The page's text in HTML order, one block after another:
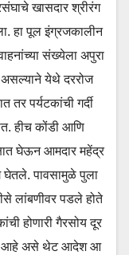
खासदार श्रीरंग
हा पूल इंग्रजकालीन
संख्येला अपुरा
असल्याने येथे दररोज
तर पर्यटकांची गर्दी
हीच कोंडी आणि
घेऊन आमदार महेंद्र
घेतले. पावसामुळे पुला
लांबणीवर पडले होते
होणारी गैरसोय दूर
आहे असे थेट आदेश आ